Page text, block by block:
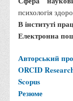
Порядок
Перелік
Етичний
психологія
В інституті
Електронна
Авторський
ORCID
Scopus
Резюме